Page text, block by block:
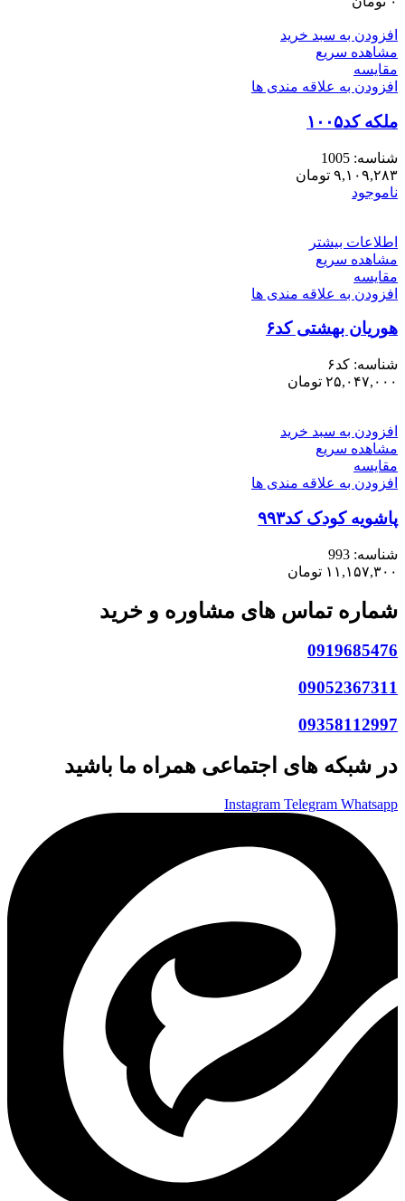
افزودن به سبد خرید
مشاهده سریع
مقایسه
افزودن به علاقه مندی ها
ملکه کد۱۰۰۵
شناسه: 1005
۹,۱۰۹,۲۸۳ تومان
ناموجود
اطلاعات بیشتر
مشاهده سریع
مقایسه
افزودن به علاقه مندی ها
هوریان بهشتی کد۶
شناسه: کد۶
۲۵,۰۴۷,۰۰۰ تومان
افزودن به سبد خرید
مشاهده سریع
مقایسه
افزودن به علاقه مندی ها
پاشویه کودک کد۹۹۳
شناسه: 993
۱۱,۱۵۷,۳۰۰ تومان
شماره تماس های مشاوره و خرید
0919685476
09052367311
09358112997
در شبکه های اجتماعی همراه ما باشید
Instagram Telegram Whatsapp